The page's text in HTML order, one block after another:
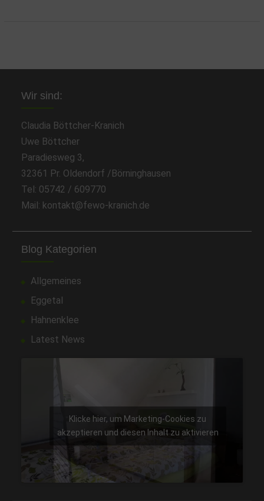
Wir sind:
Claudia Böttcher-Kranich
Uwe Böttcher
Paradiesweg 3,
32361 Pr. Oldendorf /Börninghausen
Tel: 05742 / 609770
Mail: kontakt@fewo-kranich.de
Blog Kategorien
Allgemeines
Eggetal
Hahnenklee
Latest News
Klicke hier, um Marketing-Cookies zu
akzeptieren und diesen Inhalt zu aktivieren